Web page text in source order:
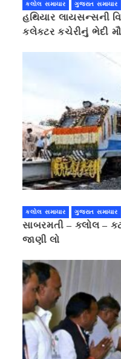
કલોલ સમાચાર ગુજરાત સમાચાર
હથિયાર લાયસન્સની
કલેક્ટર કચેરીનું ભેદી
કલોલ સમાચાર ગુજરાત સમાચાર
સાબરમતી – કલોલ –
જાણી લો